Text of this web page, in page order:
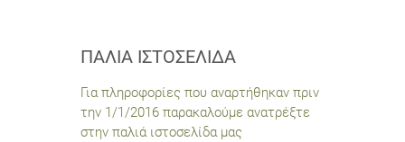
ΠΑΛΙΆ ΙΣΤΟΣΕΛΊΔΑ
Για πληροφορίες που αναρτήθηκαν πριν
την 1/1/2016 παρακαλούμε ανατρέξτε
στην παλιά ιστοσελίδα μας